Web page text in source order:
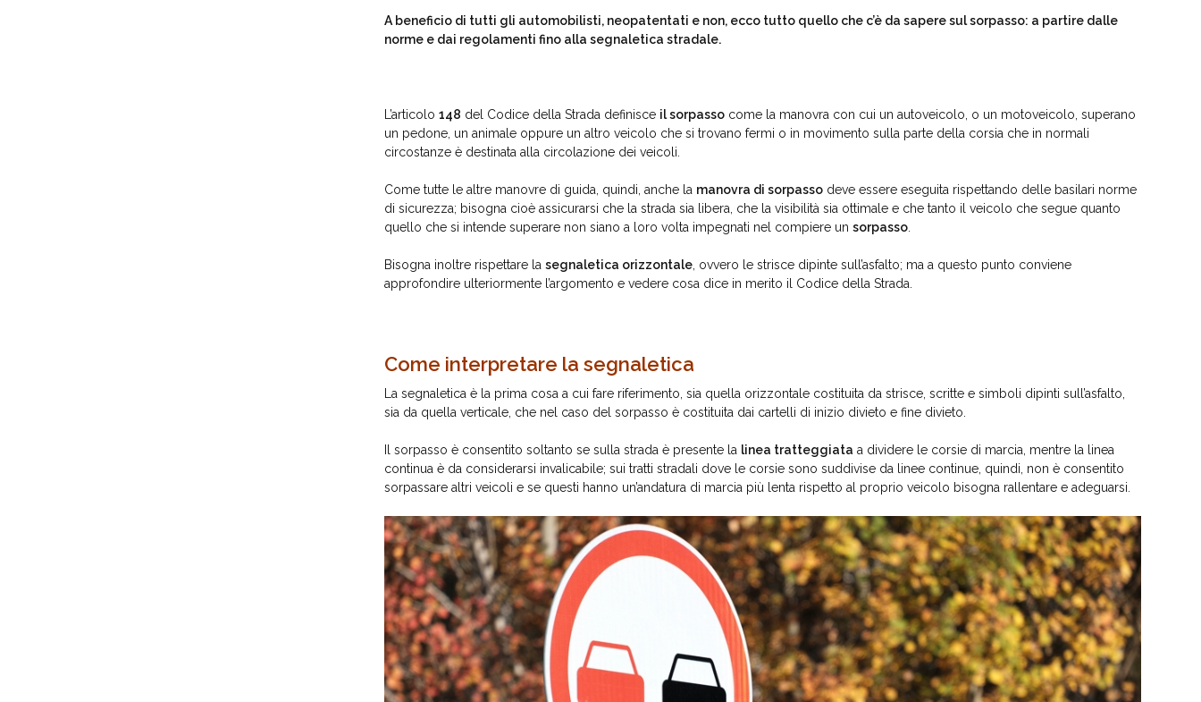
A beneficio di tutti gli automobilisti, neopatentati e non, ecco tutto quello che c’è da sapere sul sorpasso: a partire dalle
norme e dai regolamenti fino alla segnaletica stradale.
L’articolo148 del Codice della Strada definisce il sorpasso come la manovra con cui un autoveicolo, o un motoveicolo, superano
un pedone, un animale oppure un altro veicolo che si trovano fermi o in movimento sulla parte della corsia che in normali
circostanze è destinata alla circolazione dei veicoli.
Come tutte le altre manovre di guida, quindi, anche la manovra di sorpasso deve essere eseguita rispettando delle basilari norme
di sicurezza; bisogna cioè assicurarsi che la strada sia libera, che la visibilità sia ottimale e che tanto il veicolo che segue quanto
quello che si intende superare non siano a loro volta impegnati nel compiere unsorpasso
Bisogna inoltre rispettare lasegnaletica orizzontale , ovvero le strisce dipinte sull’asfalto; ma a questo punto conviene
approfondire ulteriormente l’argomento e vedere cosa dice in merito il Codice della Strada.
Come interpretare la segnaletica
La segnaletica è la prima cosa a cui fare riferimento, sia quella orizzontale costituita da strisce, scritte e simboli dipinti sull’asfalto,
sia da quella verticale, che nel caso del sorpasso è costituita dai cartelli di inizio divieto e fine divieto.
Il sorpasso è consentito soltanto se sulla strada è presente la linea tratteggiata a dividere le corsie di marcia, mentre la linea
continua è da considerarsi invalicabile; sui tratti stradali dove le corsie sono suddivise da linee continue, quindi, non è consentito
sorpassare altri veicoli e se questi hanno un’andatura di marcia più lenta rispetto al proprio veicolo bisogna rallentare e adeguarsi.